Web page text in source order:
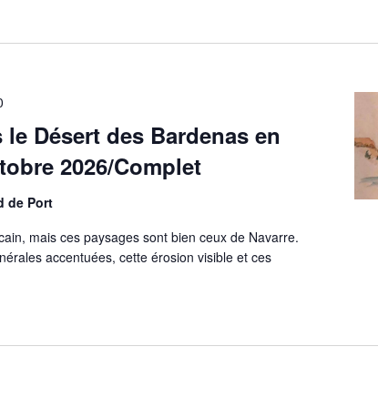
Désert des Bardenas en
2026/Complet
de Port
mais ces paysages sont bien ceux de Navarre.
accentuées, cette érosion visible et ces